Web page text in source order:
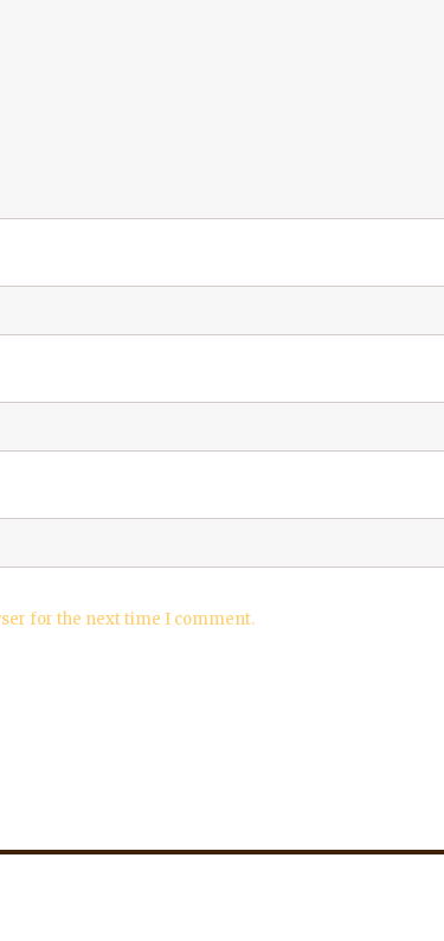
for the next time I comment.